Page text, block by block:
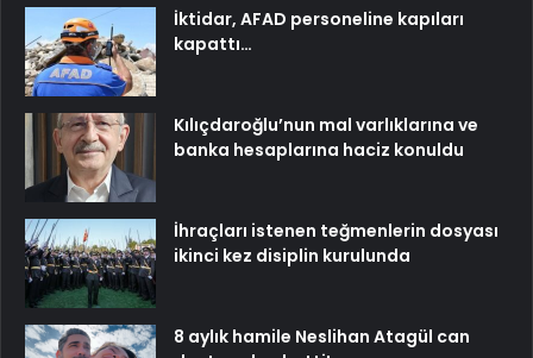
İktidar, AFAD personeline kapıları
kapattı…
Kılıçdaroğlu’nun mal varlıklarına ve
banka hesaplarına haciz konuldu
İhraçları istenen teğmenlerin dosyası
ikinci kez disiplin kurulunda
8 aylık hamile Neslihan Atagül can